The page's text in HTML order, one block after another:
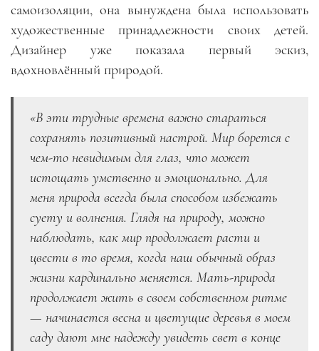
самоизоляции, она вынуждена была использовать
художественные принадлежности своих детей.
Дизайнер уже показала первый эскиз,
вдохновлённый природой.
«В эти трудные времена важно стараться
сохранять позитивный настрой. Мир борется с
чем-то невидимым для глаз, что может
истощать умственно и эмоционально. Для
меня природа всегда была способом избежать
суету и волнения. Глядя на природу, можно
наблюдать, как мир продолжает расти и
цвести в то время, когда наш обычный образ
жизни кардинально меняется. Мать-природа
продолжает жить в своем собственном ритме
— начинается весна и цветущие деревья в моем
саду дают мне надежду увидеть свет в конце